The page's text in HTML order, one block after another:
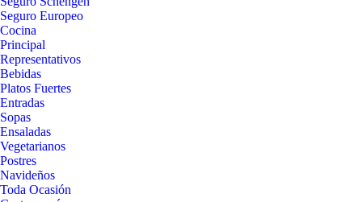
Seguro Europeo
Cocina
Principal
Representativos
Bebidas
Platos Fuertes
Entradas
Sopas
Ensaladas
Vegetarianos
Postres
Navideños
Toda Ocasión